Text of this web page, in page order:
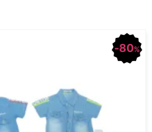
80%